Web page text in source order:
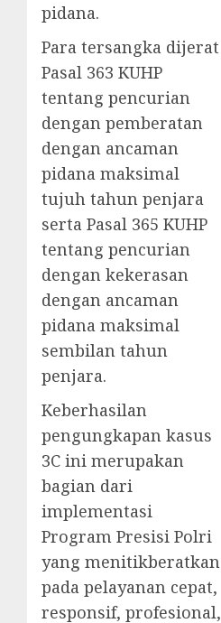
pidana.
Para tersangka dijerat
Pasal 363 KUHP
tentang pencurian
dengan pemberatan
dengan ancaman
pidana maksimal
tujuh tahun penjara
serta Pasal 365 KUHP
tentang pencurian
dengan kekerasan
dengan ancaman
pidana maksimal
sembilan tahun
penjara.
Keberhasilan
pengungkapan kasus
3C ini merupakan
bagian dari
implementasi
Program Presisi Polri
yang menitikberatkan
pada pelayanan cepat,
responsif, profesional,